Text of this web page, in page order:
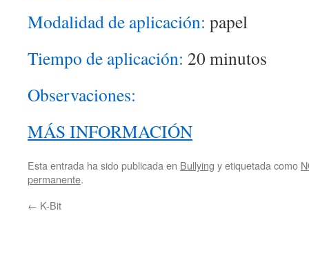
Modalidad de aplicación: papel
Tiempo de aplicación: 20 minutos
Observaciones:
MÁS INFORMACIÓN
Esta entrada ha sido publicada en Bullying y etiquetada como
permanente.
← K-Bit